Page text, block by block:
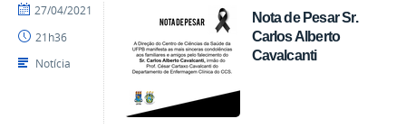
Nota de Pesar Sr.
Carlos Alberto
Cavalcanti
por
publicado
27/04/2021
21h36
Notícia